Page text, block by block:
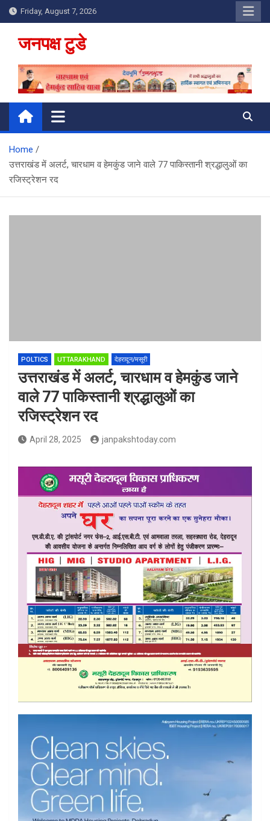
Skip
to
content
Friday, August 7, 2026
जनपक्ष टुडे
Home
उत्तराखंड में अलर्ट, चारधाम व हेमकुंड जाने वाले 77 पाकिस्‍तानी श्रद्धालुओं का
रजिस्‍ट्रेशन रद
POLTICS UTTARAKHAND देहरादून/मसूरी
उत्तराखंड में अलर्ट, चारधाम व हेमकुंड जाने
वाले 77 पाकिस्‍तानी श्रद्धालुओं का
रजिस्‍ट्रेशन रद
April 28, 2025 janpakshtoday.com